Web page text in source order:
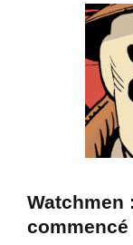
Watchmen
commencé